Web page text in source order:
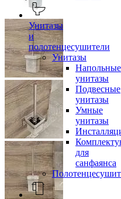
Унитазы
и
полотенцесушители
Унитазы
Напольные
унитазы
Подвесные
унитазы
Умные
унитазы
для
санфаянса